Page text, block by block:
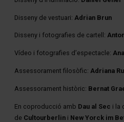
Disseny de vestuari: Adrian Brun
Disseny i fotografies de cartell:
Vídeo i fotografies d’espectacle:
Assessorament filosòfic: Adriana
Assessorament històric: Bernat
En coproducció amb Dau al Sec i la
de Cultourberlin i New Yorck im